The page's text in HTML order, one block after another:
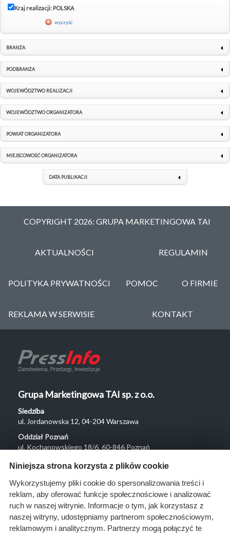
Kraj realizacji: POLSKA
wyczyść
BRANŻA
PODBRANŻA
WOJEWÓDZTWO REALIZACJI
WOJEWÓDZTWO ORGANIZATORA
POWIAT ORGANIZATORA
MIEJSCOWOŚĆ ORGANIZATORA
DATA PUBLIKACJI
COPYRIGHT 2026: GRUPA MARKETINGOWA TAI
AKTUALNOŚCI REGULAMIN
POLITYKA PRYWATNOŚCI POMOC O FIRMIE
REKLAMA W SERWISIE KONTAKT
Grupa Marketingowa TAI sp. z o.o.
Siedziba
ul. Jordanowska 12, 04-204 Warszawa
Oddział Poznań
ul. Kochanowskiego 18/6, 60-846 Poznań
Menu
O nas
Rozwiązania
Monitoring
przetargów
Niniejsza strona korzysta z plików cookie
Wykorzystujemy pliki cookie do spersonalizowania treści i
reklam, aby oferować funkcje społecznościowe i analizować
ruch w naszej witrynie. Informacje o tym, jak korzystasz z
naszej witryny, udostępniamy partnerom społecznościowym,
reklamowym i analitycznym. Partnerzy mogą połączyć te